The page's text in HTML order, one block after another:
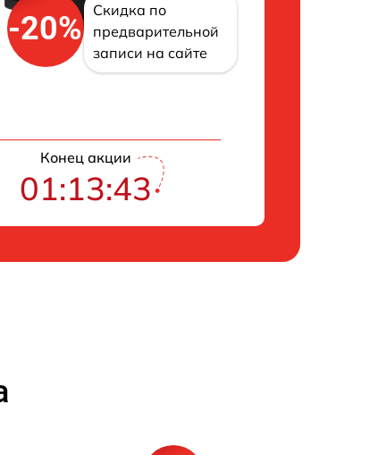
-20%
Скидка по
предварительной
записи на сайте
Конец акции
01:13:42